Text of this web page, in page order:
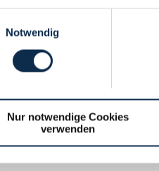
Notwendig
Nur notwendige Cookies
verwenden